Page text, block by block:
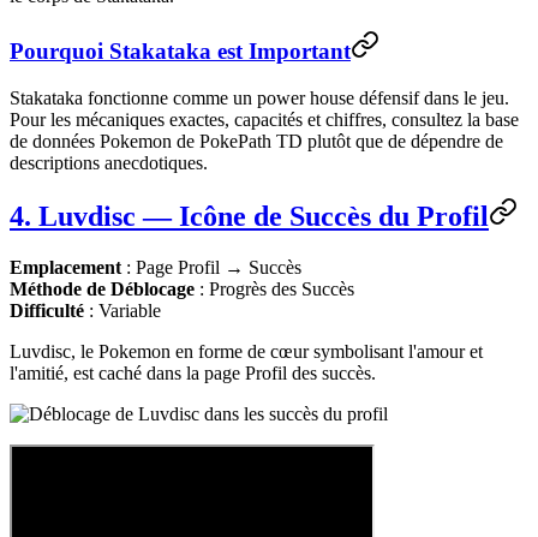
Pourquoi Stakataka est Important
Stakataka fonctionne comme un power house défensif dans le jeu.
Pour les mécaniques exactes, capacités et chiffres, consultez la base
de données Pokemon de PokePath TD plutôt que de dépendre de
descriptions anecdotiques.
4. Luvdisc — Icône de Succès du Profil
Emplacement : Page Profil → Succès
Méthode de Déblocage : Progrès des Succès
Difficulté : Variable
Luvdisc, le Pokemon en forme de cœur symbolisant l'amour et
l'amitié, est caché dans la page Profil des succès.